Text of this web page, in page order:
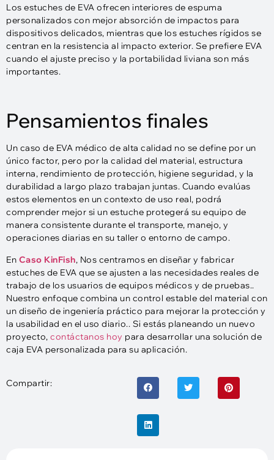
Los estuches de EVA ofrecen interiores de espuma
personalizados con mejor absorción de impactos para
dispositivos delicados, mientras que los estuches rígidos se
centran en la resistencia al impacto exterior. Se prefiere EVA
cuando el ajuste preciso y la portabilidad liviana son más
importantes.
Pensamientos finales
Un caso de EVA médico de alta calidad no se define por un
único factor, pero por la calidad del material, estructura
interna, rendimiento de protección, higiene seguridad, y la
durabilidad a largo plazo trabajan juntas. Cuando evalúas
estos elementos en un contexto de uso real, podrá
comprender mejor si un estuche protegerá su equipo de
manera consistente durante el transporte, manejo, y
operaciones diarias en su taller o entorno de campo.
En Caso KinFish, Nos centramos en diseñar y fabricar
estuches de EVA que se ajusten a las necesidades reales de
trabajo de los usuarios de equipos médicos y de pruebas..
Nuestro enfoque combina un control estable del material con
un diseño de ingeniería práctico para mejorar la protección y
la usabilidad en el uso diario.. Si estás planeando un nuevo
proyecto, contáctanos hoy para desarrollar una solución de
caja EVA personalizada para su aplicación.
Compartir: